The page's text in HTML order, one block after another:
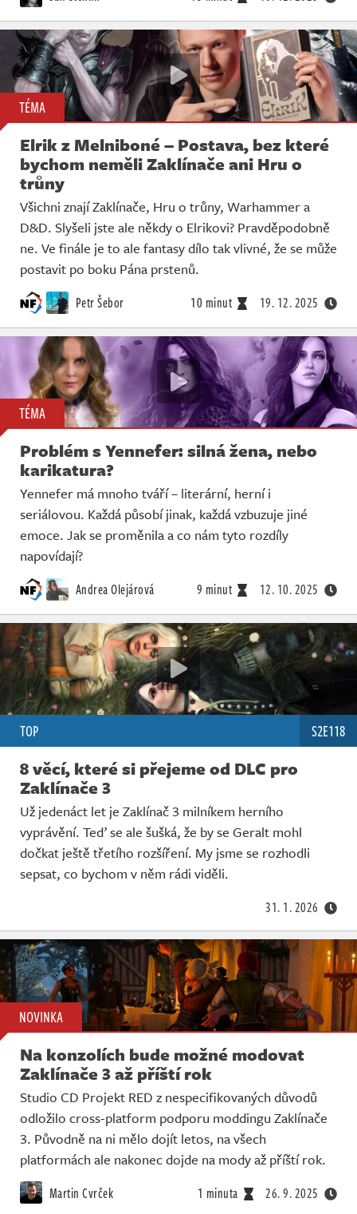
TÉMA
Elrik z Melniboné – Postava, bez které
bychom neměli Zaklínače ani Hru o
trůny
Všichni znají Zaklínače, Hru o trůny, Warhammer a
D&D. Slyšeli jste ale někdy o Elrikovi? Pravděpodobně
ne. Ve finále je to ale fantasy dílo tak vlivné, že se může
postavit po boku Pána prstenů.
Petr Šebor 10 minut 19. 12. 2025
TÉMA
Problém s Yennefer: silná žena, nebo
karikatura?
Yennefer má mnoho tváří – literární, herní i
seriálovou. Každá působí jinak, každá vzbuzuje jiné
emoce. Jak se proměnila a co nám tyto rozdíly
napovídají?
Andrea Olejárová 9 minut 12. 10. 2025
TOP S2E118
8 věcí, které si přejeme od DLC pro
Zaklínače 3
Už jedenáct let je Zaklínač 3 milníkem herního
vyprávění. Teď se ale šušká, že by se Geralt mohl
dočkat ještě třetího rozšíření. My jsme se rozhodli
sepsat, co bychom v něm rádi viděli.
31. 1. 2026
NOVINKA
Na konzolích bude možné modovat
Zaklínače 3 až příští rok
Studio CD Projekt RED z nespecifikovaných důvodů
odložilo cross-platform podporu moddingu Zaklínače
3. Původně na ni mělo dojít letos, na všech
platformách ale nakonec dojde na mody až příští rok.
Martin Cvrček 1 minuta 26. 9. 2025